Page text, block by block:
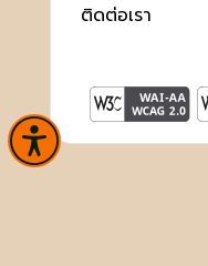
ติดต่อเรา